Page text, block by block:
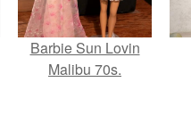
Barbie Sun Lovin
Malibu 70s.